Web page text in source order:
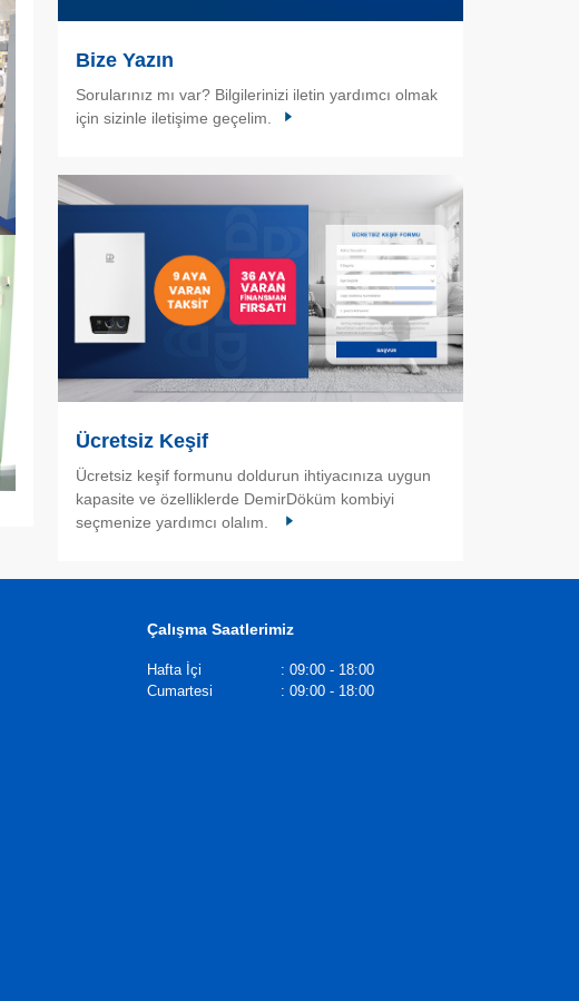
Bize Yazın
Sorularınız mı var? Bilgilerinizi iletin yardımcı olmak
için sizinle iletişime geçelim.
Ücretsiz Keşif
Ücretsiz keşif formunu doldurun ihtiyacınıza uygun
kapasite ve özelliklerde DemirDöküm kombiyi
seçmenize yardımcı olalım.
Çalışma Saatlerimiz
Hafta İçi : 09:00 - 18:00
Cumartesi
: 09:00 - 18:00